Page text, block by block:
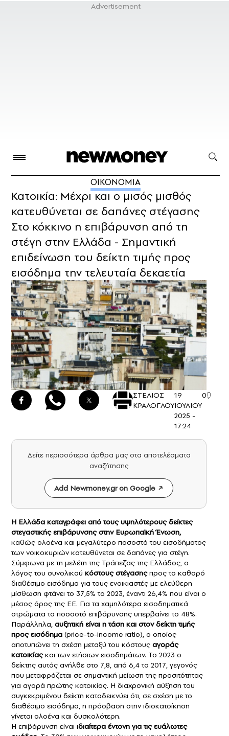
ΟΙΚΟΝΟΜΙΑ
Κατοικία: Μέχρι και ο μισός μισθός
κατευθύνεται σε δαπάνες στέγασης
Στο κόκκινο η επιβάρυνση από τη
στέγη στην Ελλάδα - Σημαντική
επιδείνωση του δείκτη τιμής προς
εισόδημα την τελευταία δεκαετία
ΣΤΕΛΙΟΣ
ΚΡΑΛΟΓΛΟΥ
19
ΙΟΥΛΙΟΥ
2025 -
17:24
0
Δείτε περισσότερα άρθρα μας στα αποτελέσματα
αναζήτησης
Add Newmoney.gr on Google
Η Ελλάδα καταγράφει από τους υψηλότερους δείκτες
στεγαστικής επιβάρυνσης στην Ευρωπαϊκή Ένωση,
καθώς ολοένα και μεγαλύτερο ποσοστό του εισοδήματος
των νοικοκυριών κατευθύνεται σε δαπάνες για στέγη.
Σύμφωνα με τη μελέτη της Τράπεζας της Ελλάδος, ο
λόγος του συνολικού κόστους στέγασηςπρος το καθαρό
διαθέσιμο εισόδημα για τους ενοικιαστές με ελεύθερη
μίσθωση φτάνει το 37,5% το 2023, έναντι 26,4% που είναι ο
μέσος όρος της ΕΕ. Για τα χαμηλότερα εισοδηματικά
στρώματα το ποσοστό επιβάρυνσης υπερβαίνει το 48%.
Παράλληλα, αυξητική είναι η τάση και στον δείκτη τιμής
προς εισόδημα (price-to-income ratio), ο οποίος
αποτυπώνει τη σχέση μεταξύ του κόστους αγοράς
κατοικίαςκαι των ετήσιων εισοδημάτων. Το 2023 ο
δείκτης αυτός ανήλθε στο 7,8, από 6,4 το 2017, γεγονός
που μεταφράζεται σε σημαντική μείωση της προσιτότητας
για αγορά πρώτης κατοικίας. Η διαχρονική αύξηση του
συγκεκριμένου δείκτη καταδεικνύει ότι, σε σχέση με το
διαθέσιμο εισόδημα, η πρόσβαση στην ιδιοκατοίκηση
γίνεται ολοένα και δυσκολότερη.
Η επιβάρυνση είναι ιδιαίτερα έντονη για τις ευάλωτες